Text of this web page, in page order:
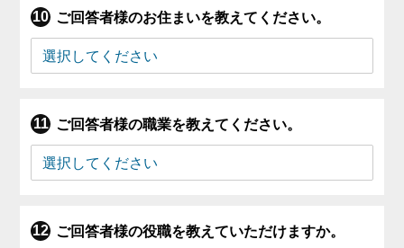
ご回答者様のお住まいを教えてください。
ご回答者様の職業を教えてください。
ご回答者様の役職を教えていただけますか。